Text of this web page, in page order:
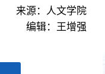
来源：人文学院
编辑：王增强